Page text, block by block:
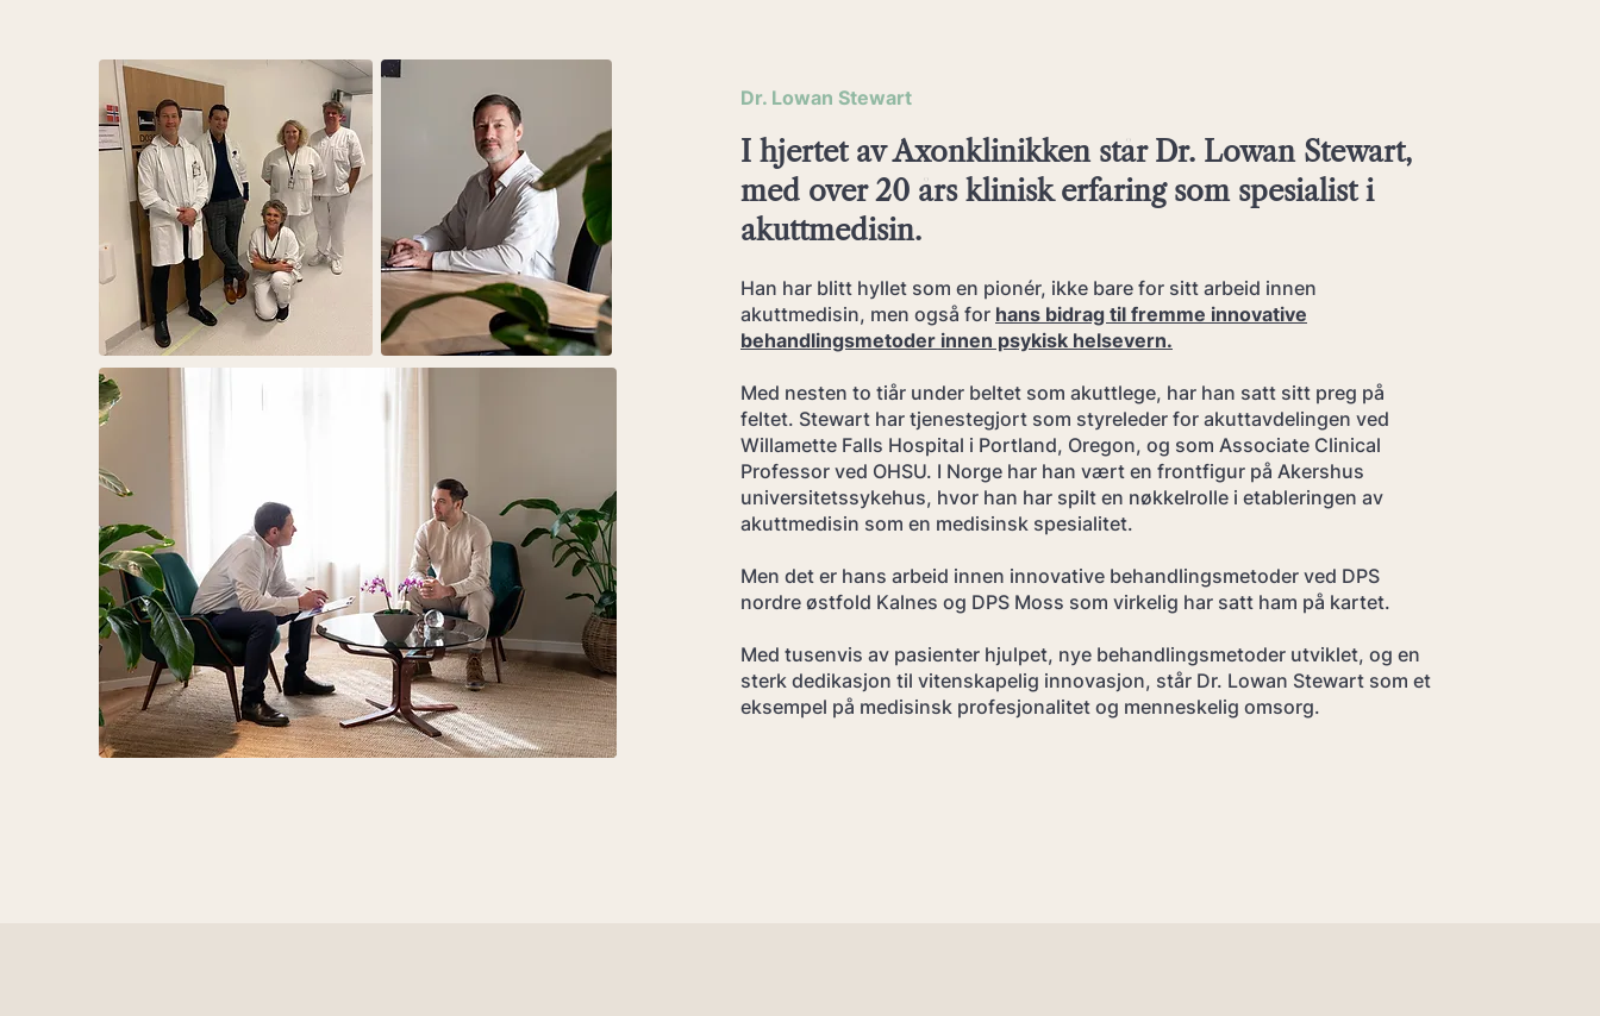
Dr. Lowan Stewart
I hjertet av Axonklinikken står Dr. Lowan Stewart,
med over 20 års klinisk erfaring som spesialist i
akuttmedisin.
Han har blitt hyllet som en pionér, ikke bare for sitt arbeid innen
akuttmedisin, men også for hans bidrag til fremme innovative
behandlingsmetoder innen psykisk helsevern.
Med nesten to tiår under beltet som akuttlege, har han satt sitt preg på
feltet. Stewart har tjenestegjort som styreleder for akuttavdelingen ved
Willamette Falls Hospital i Portland, Oregon, og som Associate Clinical
Professor ved OHSU. I Norge har han vært en frontfigur på Akershus
universitetssykehus, hvor han har spilt en nøkkelrolle i etableringen av
akuttmedisin som en medisinsk spesialitet.
Men det er hans arbeid innen innovative behandlingsmetoder ved DPS
nordre østfold Kalnes og DPS Moss som virkelig har satt ham på kartet.
Med tusenvis av pasienter hjulpet, nye behandlingsmetoder utviklet, og en
sterk dedikasjon til vitenskapelig innovasjon, står Dr. Lowan Stewart som et
eksempel på medisinsk profesjonalitet og menneskelig omsorg.